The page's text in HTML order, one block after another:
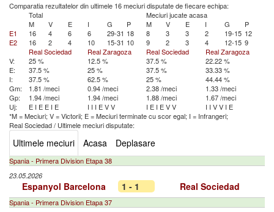
Comparatia rezultatelor din ultimele 16 meciuri disputate de fiecare echipa:
Total
Meciuri jucate acasa
M
V E I G P M V E I G
P
E1
16 4 6 6 29-31 18 8 3 3 2 19-15 12
E2
16 2 4 10 15-31 10 9 2 3 4 12-15 9
Real Sociedad
Real Zaragoza Real Sociedad
Real Zaragoza
V:
25 % 12.5 % 37.5 %
22.22 %
E:
37.5 % 25 % 37.5 %
33.33 %
I:
37.5 % 62.5 % 25 %
44.44 %
Gm:
1.81 /meci 0.94 /meci 2.38 /meci
1.33 /meci
Gp:
1.94 /meci 1.94 /meci 1.88 /meci
1.67 /meci
Uj:
E I E E I E I I I EVV I E I EVV I I VV I E
*M = Meciuri; V = Victorii; E = Meciuri terminate cu scor egal; I = Infrangeri;
Real Sociedad/ Ultimele meciuri disputate:
Ultimele meciuri Acasa Deplasare
Spania - Primera Division Etapa 38
23.05.2026
Espanyol Barcelona 1 - 1 Real Sociedad
Spania - Primera Division Etapa 37